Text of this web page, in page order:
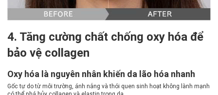
4. Tăng cường chất chống oxy hóa để
bảo vệ collagen
Oxy hóa là nguyên nhân khiến da lão hóa nhanh
Gốc tự do từ môi trường, ánh nắng và thói quen sinh hoạt không lành mạnh